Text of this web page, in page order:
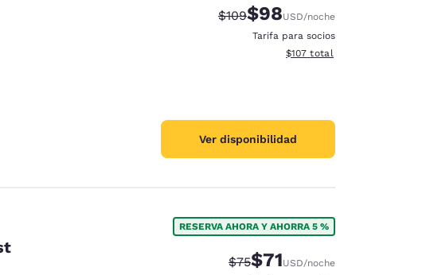
Precio tachado:
$109Precio con descuento:
$98USD/noche
Tarifa para socios
Ver detalles del total
$107 total
Ver disponibilidad
RESERVA AHORA Y AHORRA 5 %
Precio tachado:
$75Precio con descuento:
$71USD/noche